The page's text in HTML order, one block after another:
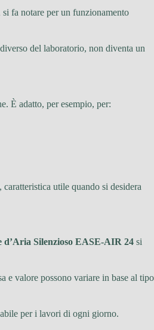
si fa notare per un funzionamento
del laboratorio, non diventa un
È adatto, per esempio, per:
, caratteristica utile quando si desidera
d’Aria Silenzioso EASE-AIR 24 si
e valore possono variare in base al tipo
per i lavori di ogni giorno.